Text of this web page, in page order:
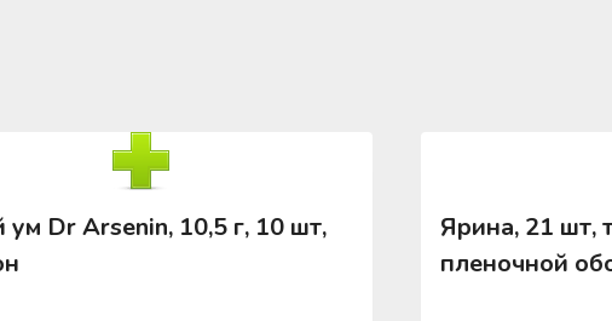
ум Dr Arsenin, 10,5 г, 10 шт,
Ярина, 21 шт,
пленочной